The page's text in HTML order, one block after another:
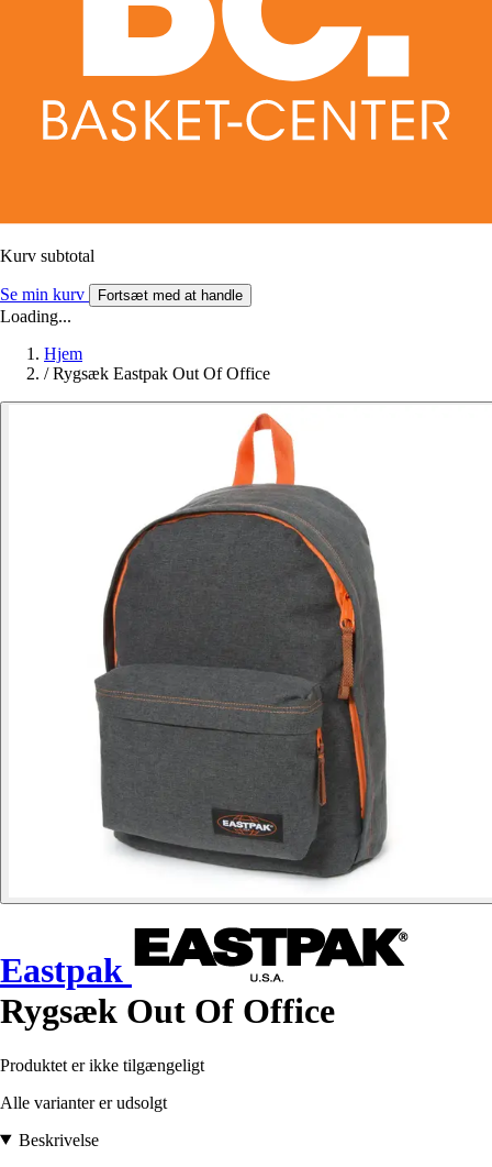
Kurv subtotal
Se min kurv Fortsæt med at handle
Loading...
Hjem
/ Rygsæk Eastpak Out Of Office
Eastpak
Rygsæk Out Of Office
Produktet er ikke tilgængeligt
Alle varianter er udsolgt
Beskrivelse